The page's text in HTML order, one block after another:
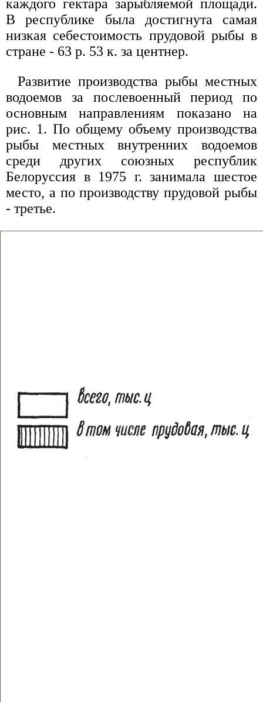
каждого гектара зарыбляемой площади.
В республике была достигнута самая
низкая себестоимость прудовой рыбы в
стране - 63 р. 53 к. за центнер.
Развитие производства рыбы местных
водоемов за послевоенный период по
основным направлениям показано на
рис. 1. По общему объему производства
рыбы местных внутренних водоемов
среди других союзных республик
Белоруссия в 1975 г. занимала шестое
место, а по производству прудовой рыбы
- третье.